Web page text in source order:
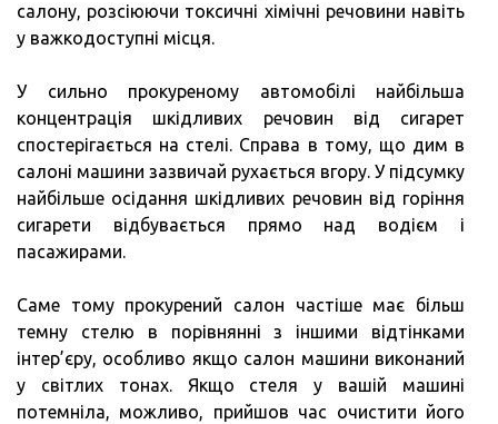
салону, розсіюючи токсичні хімічні речовини навіть
у важкодоступні місця.
У сильно прокуреному автомобілі найбільша
концентрація шкідливих речовин від сигарет
спостерігається на стелі. Справа в тому, що дим в
салоні машини зазвичай рухається вгору. У підсумку
найбільше осідання шкідливих речовин від горіння
сигарети відбувається прямо над водієм і
пасажирами.
Саме тому прокурений салон частіше має більш
темну стелю в порівнянні з іншими відтінками
інтер’єру, особливо якщо салон машини виконаний
у світлих тонах. Якщо стеля у вашій машині
потемніла, можливо, прийшов час очистити його